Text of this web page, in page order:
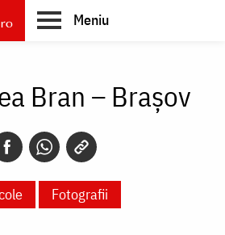
Meniu
Bran – Braşov
Fotografii